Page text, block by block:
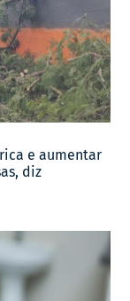
e aumentar
diz